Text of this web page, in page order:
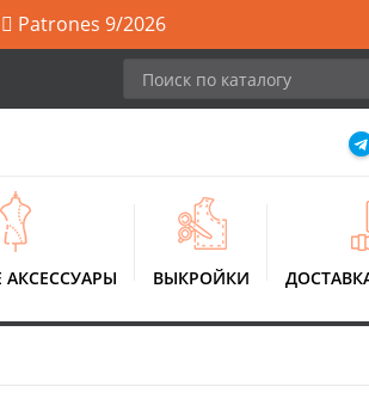
Patrones 9/2026
ВЫКРОЙКИ